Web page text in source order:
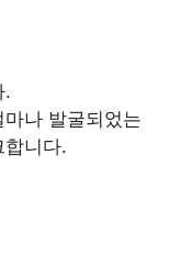
.
나 발굴되었는
니다.